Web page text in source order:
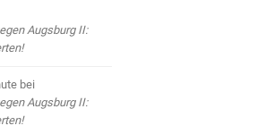
Augsburg II:
bei
Augsburg II: